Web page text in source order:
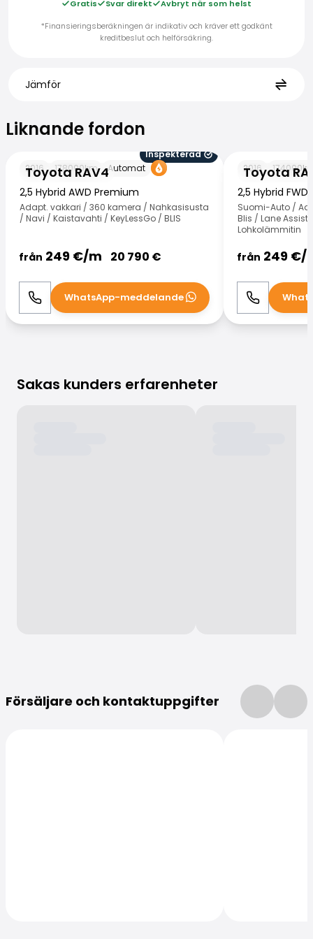
Gratis Svar direkt
Avbryt när som helst
*Finansieringsberäkningen är indikativ och kräver ett godkänt
kreditbeslut och helförsäkring.
Jämför
Liknande fordon
Toyota RAV4
Inspekterad
2016
178000km Automat
2,5 Hybrid AWD Premium
Adapt. vakkari / 360 kamera / Nahkasisusta
/ Navi / Kaistavahti / KeyLessGo / BLIS
från 249 €/m 20 790 €
Ring WhatsApp
WhatsApp-meddelande
Toyota
2016 174000
2,5 Hybrid
Suomi-Auto /
Blis / Lane Assist
Lohkolämmitin
från 249 €/
Ring
Sakas kunders erfarenheter
Försäljare och kontaktuppgifter